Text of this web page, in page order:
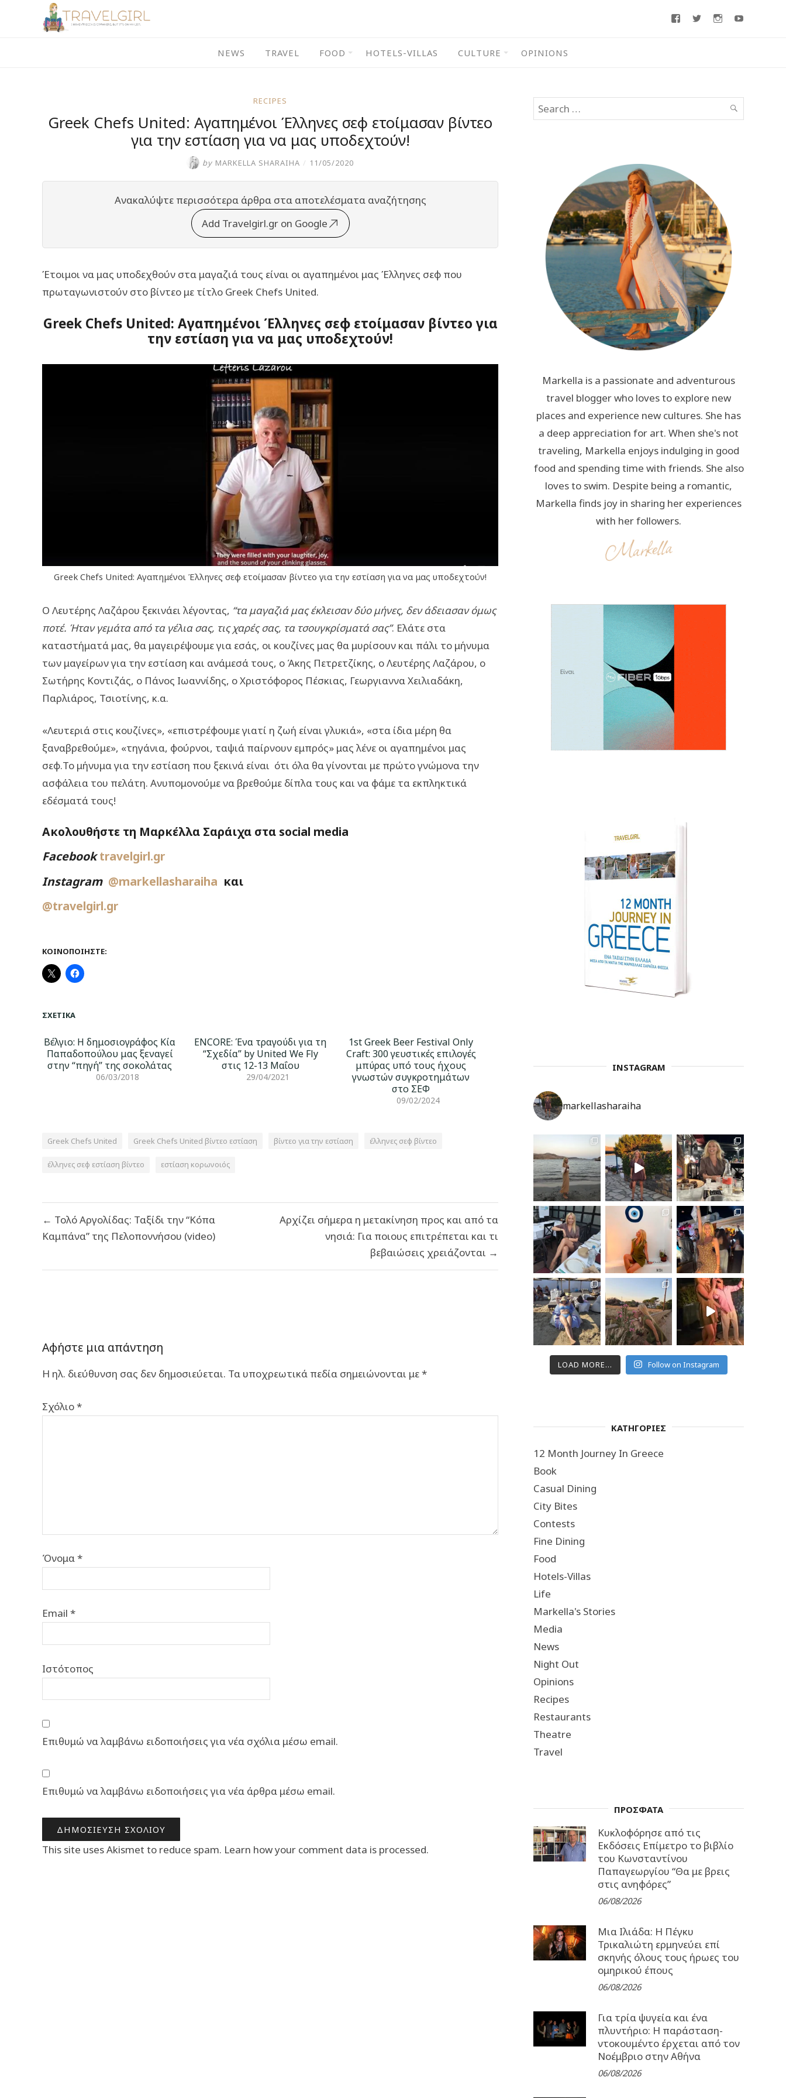
FacebookTwitterInstagram
NEWS TRAVEL FOOD HOTELS-VILLAS CULTURE OPINIONS
RECIPES
Greek Chefs United: Αγαπημένοι Έλληνες σεφ ετοίμασαν βίντεο
για την εστίαση για να μας υποδεχτούν!
by MARKELLA SHARAIHA / 11/05/2020
Ανακαλύψτε περισσότερα άρθρα στα αποτελέσματα αναζήτησης
Add Travelgirl.gr on Google
Έτοιμοι να μας υποδεχθούν στα μαγαζιά τους είναι οι αγαπημένοι μας Έλληνες σεφ που
πρωταγωνιστούν στο βίντεο με τίτλο Greek Chefs United.
Greek Chefs United: Αγαπημένοι Έλληνες σεφ ετοίμασαν βίντεο για
την εστίαση για να μας υποδεχτούν!
Greek Chefs United: Αγαπημένοι Έλληνες σεφ ετοίμασαν βίντεο για την εστίαση για να μας υποδεχτούν!
Ο Λευτέρης Λαζάρου ξεκινάει λέγοντας, “τα μαγαζιά μας έκλεισαν δύο μήνες, δεν άδειασαν όμως
ποτέ. Ήταν γεμάτα από τα γέλια σας, τις χαρές σας, τα τσουγκρίσματά σας”. Ελάτε στα
καταστήματά μας, θα μαγειρέψουμε για εσάς, οι κουζίνες μας θα μυρίσουν και πάλι το μήνυμα
των μαγείρων για την εστίαση και ανάμεσά τους, ο Άκης Πετρετζίκης, ο Λευτέρης Λαζάρου, ο
Σωτήρης Κοντιζάς, ο Πάνος Ιωαννίδης, ο Χριστόφορος Πέσκιας, Γεωργιαννα Χειλιαδάκη,
Παρλιάρος, Τσιοτίνης, κ.α.
«Λευτεριά στις κουζίνες», «επιστρέφουμε γιατί η ζωή είναι γλυκιά», «στα ίδια μέρη θα
ξαναβρεθούμε», «τηγάνια, φούρνοι, ταψιά παίρνουν εμπρός» μας λένε οι αγαπημένοι μας
σεφ.Το μήνυμα για την εστίαση που ξεκινά είναι ότι όλα θα γίνονται με πρώτο γνώμονα την
ασφάλεια του πελάτη. Ανυπομονούμε να βρεθούμε δίπλα τους και να φάμε τα εκπληκτικά
εδέσματά τους!
Ακολουθήστε τη Μαρκέλλα Σαράιχα στα social media
Facebook travelgirl.gr
Instagram @markellasharaiha και
@travelgirl.gr
ΚΟΙΝΟΠΟΙΉΣΤΕ:
ΣΧΕΤΙΚΆ
Βέλγιο: H δημοσιογράφος Κία
Παπαδοπούλου μας ξεναγεί
στην “πηγή” της σοκολάτας
06/03/2018
ENCORE: Ένα τραγούδι για τη
“Σχεδία” by United We Fly
στις 12-13 Μαΐου
29/04/2021
1st Greek Beer Festival Οnly
Craft: 300 γευστικές επιλογές
μπύρας υπό τους ήχους
γνωστών συγκροτημάτων
στο ΣΕΦ
09/02/2024
Greek Chefs United Greek Chefs United βίντεο εστίαση βίντεο για την εστίαση έλληνες σεφ βίντεο
έλληνες σεφ εστίαση βίντεο εστίαση κορωνοιός
άρθρων
← Τολό Αργολίδας: Ταξίδι την “Κόπα
Καμπάνα” της Πελοποννήσου (video)
Αρχίζει σήμερα η μετακίνηση προς και από τα
νησιά: Για ποιους επιτρέπεται και τι
βεβαιώσεις χρειάζονται →
Αφήστε μια απάντηση
Η ηλ. διεύθυνση σας δεν δημοσιεύεται. Τα υποχρεωτικά πεδία σημειώνονται με*
Σχόλιο*
Όνομα*
Email *
Ιστότοπος
Επιθυμώ να λαμβάνω ειδοποιήσεις για νέα σχόλια μέσω email.
Επιθυμώ να λαμβάνω ειδοποιήσεις για νέα άρθρα μέσω email.
This site uses Akismet to reduce spam. Learn how your comment data is processed.
Search
for:
SEARCH
Markella is a passionate and adventurous
travel blogger who loves to explore new
places and experience new cultures. She has
a deep appreciation for art. When she's not
traveling, Markella enjoys indulging in good
food and spending time with friends. She also
loves to swim. Despite being a romantic,
Markella finds joy in sharing her experiences
with her followers.
INSTAGRAM
markellasharaiha
LOAD MORE... Follow on Instagram
ΚΑΤΗΓΟΡΙΕΣ
12 Month Journey In Greece
Book
Casual Dining
City Bites
Contests
Fine Dining
Food
Hotels-Villas
Life
Markella's Stories
Media
News
Night Out
Opinions
Recipes
Restaurants
Theatre
Travel
ΠΡΟΣΦΑΤΑ
Κυκλοφόρησε από τις
Εκδόσεις Επίμετρο το βιβλίο
του Κωνσταντίνου
Παπαγεωργίου “Θα με βρεις
στις ανηφόρες”
06/08/2026
Μια Ιλιάδα: H Πέγκυ
Τρικαλιώτη ερμηνεύει επί
σκηνής όλους τους ήρωες του
ομηρικού έπους
06/08/2026
Για τρία ψυγεία και ένα
πλυντήριο: Η παράσταση-
ντοκουμέντο έρχεται από τον
Νοέμβριο στην Αθήνα
06/08/2026